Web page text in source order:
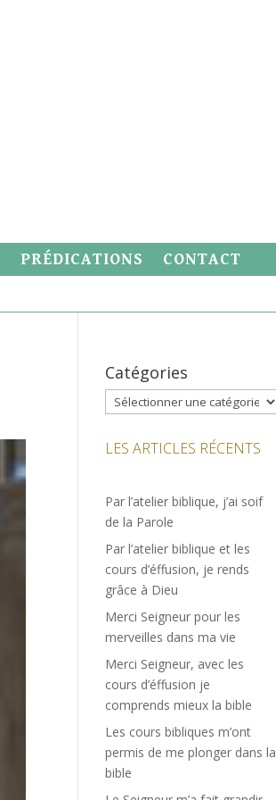
PRÉDICATIONS CONTACT
Catégories
Catégories
LES ARTICLES RÉCENTS
Par l’atelier biblique, j’ai soif
de la Parole
Par l’atelier biblique et les
cours d’éffusion, je rends
grâce à Dieu
Merci Seigneur pour les
merveilles dans ma vie
Merci Seigneur, avec les
cours d’éffusion je
comprends mieux la bible
Les cours bibliques m’ont
permis de me plonger dans la
bible